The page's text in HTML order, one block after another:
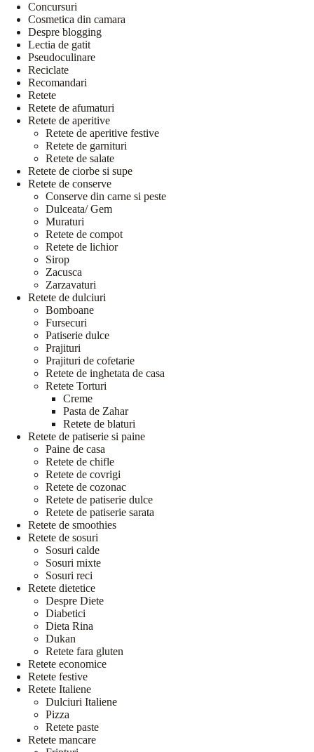
Concursuri
Cosmetica din camara
Despre blogging
Lectia de gatit
Pseudoculinare
Reciclate
Recomandari
Retete
Retete de afumaturi
Retete de aperitive
Retete de aperitive festive
Retete de garnituri
Retete de salate
Retete de ciorbe si supe
Retete de conserve
Conserve din carne si peste
Dulceata/ Gem
Muraturi
Retete de compot
Retete de lichior
Sirop
Zacusca
Zarzavaturi
Retete de dulciuri
Bomboane
Fursecuri
Patiserie dulce
Prajituri
Prajituri de cofetarie
Retete de inghetata de casa
Retete Torturi
Creme
Pasta de Zahar
Retete de blaturi
Retete de patiserie si paine
Paine de casa
Retete de chifle
Retete de covrigi
Retete de cozonac
Retete de patiserie dulce
Retete de patiserie sarata
Retete de smoothies
Retete de sosuri
Sosuri calde
Sosuri mixte
Sosuri reci
Retete dietetice
Despre Diete
Diabetici
Dieta Rina
Dukan
Retete fara gluten
Retete economice
Retete festive
Retete Italiene
Dulciuri Italiene
Pizza
Retete paste
Retete mancare